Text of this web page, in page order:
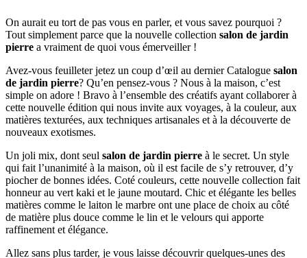
On aurait eu tort de pas vous en parler, et vous savez pourquoi ?
Tout simplement parce que la nouvelle collection salon de jardin
pierre a vraiment de quoi vous émerveiller !
Avez-vous feuilleter jetez un coup d’œil au dernier Catalogue salon
de jardin pierre? Qu’en pensez-vous ? Nous à la maison, c’est
simple on adore ! Bravo à l’ensemble des créatifs ayant collaborer à
cette nouvelle édition qui nous invite aux voyages, à la couleur, aux
matières texturées, aux techniques artisanales et à la découverte de
nouveaux exotismes.
Un joli mix, dont seul salon de jardin pierre à le secret. Un style
qui fait l’unanimité à la maison, où il est facile de s’y retrouver, d’y
piocher de bonnes idées. Coté couleurs, cette nouvelle collection fait
honneur au vert kaki et le jaune moutard. Chic et élégante les belles
matières comme le laiton le marbre ont une place de choix au côté
de matière plus douce comme le lin et le velours qui apporte
raffinement et élégance.
Allez sans plus tarder, je vous laisse découvrir quelques-unes des